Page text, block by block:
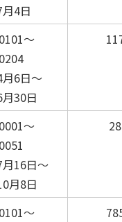
4日
～
6日～
30日
～
16日～
月8日
28
～